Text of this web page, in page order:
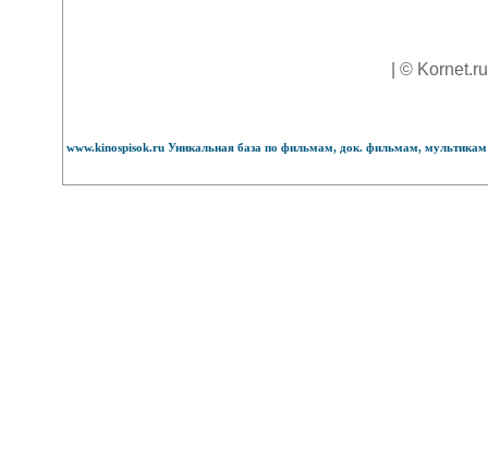
| ©
www.kinospisok.ru Уникальная база по фильмам, док. фильмам,